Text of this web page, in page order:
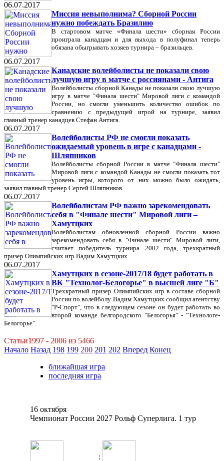
06.07.2017
Миссия невыполнима? Сборной России
нужно побеждать Бразилию
В стартовом матче «Финала шести» сборная России
проиграла канадцам и для выхода в полуфинал теперь
обязана обыгрывать хозяев турнира – бразильцев.
06.07.2017
Канадские волейболисты не показали свою
лучшую игру в матче с россиянами - Антига
Волейболисты сборной Канады не показали свою лучшую
игру в матче "Финала шести" Мировой лиги с командой
России, но смогли уменьшить количество ошибок по
сравнению с предыдущей игрой на турнире, заявил
главный тренер канадцев Стефан Антига.
06.07.2017
Волейболисты РФ не смогли показать
ожидаемый уровень в игре с канадцами -
Шляпников
Волейболисты сборной России в матче "Финала шести"
Мировой лиги с командой Канады не смогли показать тот
уровень игры, которого от них можно было ожидать,
заявил главный тренер Сергей Шляпников.
06.07.2017
Волейболистам РФ важно зарекомендовать
себя в "Финале шести" Мировой лиги –
Хамутцких
Волейболистам обновленной сборной России важно
зарекомендовать себя в "Финале шести" Мировой лиги,
считает победитель турнира 2002 года, трехкратный
призер Олимпийских игр Вадим Хамутцких.
06.07.2017
Хамутцких в сезоне-2017/18 будет работать в
ВК "Технолог-Белогорье" в высшей лиге "Б"
Трехкратный призер Олимпийских игр в составе сборной
России по волейболу Вадим Хамутцких сообщил агентству
"Р-Спорт", что в следующем сезоне он будет работать во
второй команде белгородского "Белогорья" - "Технологе-
Белогорье".
Статьи1997 - 2006 из 5466
Начало Назад 198 199 200 201 202 Вперед Конец
ближайшая игра
последняя игра
16 октября
Чемпионат России 2027 Рольф Суперлига. 1 тур
: